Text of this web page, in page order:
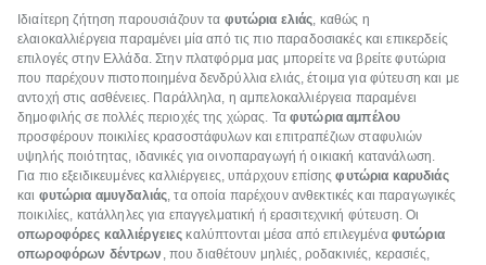
Ιδιαίτερη ζήτηση παρουσιάζουν τα φυτώρια ελιάς, καθώς η
ελαιοκαλλιέργεια παραμένει μία από τις πιο παραδοσιακές και επικερδείς
επιλογές στην Ελλάδα. Στην πλατφόρμα μας μπορείτε να βρείτε φυτώρια
που παρέχουν πιστοποιημένα δενδρύλλια ελιάς, έτοιμα για φύτευση και με
αντοχή στις ασθένειες. Παράλληλα, η αμπελοκαλλιέργεια παραμένει
δημοφιλής σε πολλές περιοχές της χώρας. Ταφυτώρια αμπέλου
προσφέρουν ποικιλίες κρασοστάφυλων και επιτραπέζιων σταφυλιών
υψηλής ποιότητας, ιδανικές για οινοπαραγωγή ή οικιακή κατανάλωση.
Για πιο εξειδικευμένες καλλιέργειες, υπάρχουν επίσηςφυτώρια καρυδιάς
και φυτώρια αμυγδαλιάς, τα οποία παρέχουν ανθεκτικές και παραγωγικές
ποικιλίες, κατάλληλες για επαγγελματική ή ερασιτεχνική φύτευση. Οι
οπωροφόρες καλλιέργειες καλύπτονται μέσα από επιλεγμένα φυτώρια
οπωροφόρων δέντρων , που διαθέτουν μηλιές, ροδακινιές, κερασιές,